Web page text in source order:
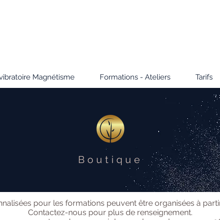
Magnétisme Formations - Ateliers Tarifs
Boutique
pour les formations peuvent être organisées à
Contactez-nous pour plus de renseignement.